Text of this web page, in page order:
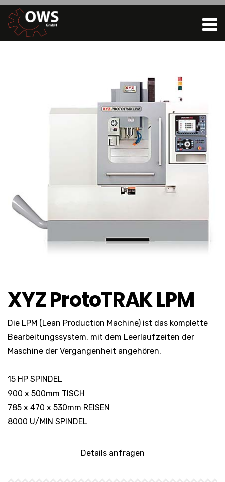
XYZ ProtoTRAK LPM
Die LPM (Lean Production Machine) ist das komplette
Bearbeitungssystem, mit dem Leerlaufzeiten der
Maschine der Vergangenheit angehören.
15 HP SPINDEL
900 x 500mm TISCH
785 x 470 x 530mm REISEN
8000 U/MIN SPINDEL
Details anfragen